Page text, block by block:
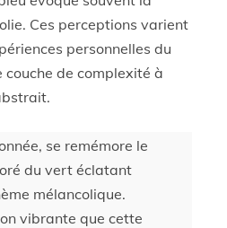
Ces perceptions varient
personnelles du
de complexité à
se remémore le
du vert éclatant
mélancolique.
vibrante que cette